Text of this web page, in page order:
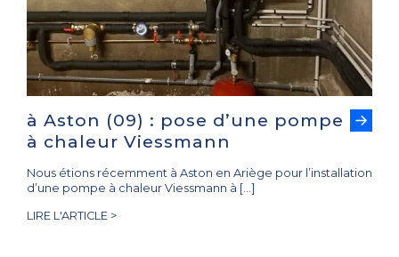
à Aston (09) : pose d’une pompe
à chaleur Viessmann
Nous étions récemment à Aston en Ariège pour l’installation
d’une pompe à chaleur Viessmann à […]
LIRE L'ARTICLE >